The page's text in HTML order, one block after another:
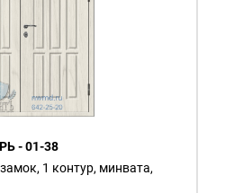
- 01-38
1 контур, минвата,